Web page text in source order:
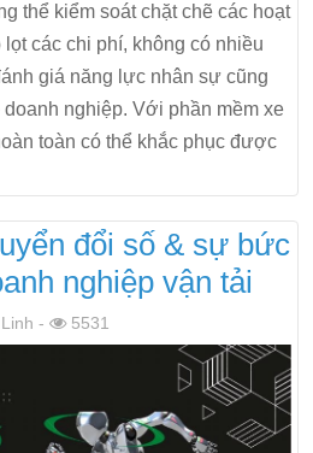
thể kiểm soát chặt chẽ các hoạt
các chi phí, không có nhiều
giá năng lực nhân sự cũng
nghiệp. Với phần mềm xe
toàn có thể khắc phục được
đổi số & sự bức
nghiệp vận tải
- 5531